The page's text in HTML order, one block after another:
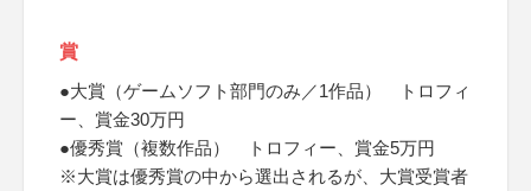
賞
●大賞（ゲームソフト部門のみ／1作品） トロフィ
ー、賞金30万円
●優秀賞（複数作品） トロフィー、賞金5万円
※大賞は優秀賞の中から選出されるが、大賞受賞者